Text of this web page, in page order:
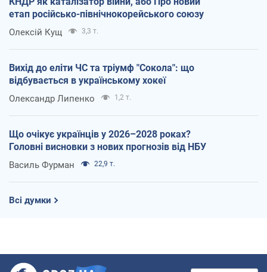
етап російсько-північнокорейського союзу
Олексій Кущ 3,3 т.
Вихід до еліти ЧС та тріумф "Сокола": що
відбувається в українському хокеї
Олександр Липенко 1,2 т.
Що очікує українців у 2026–2028 роках?
Головні висновки з нових прогнозів від НБУ
Василь Фурман 22,9 т.
Всі думки